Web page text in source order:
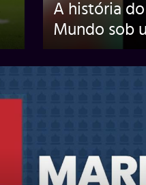
A história
Mundo sob